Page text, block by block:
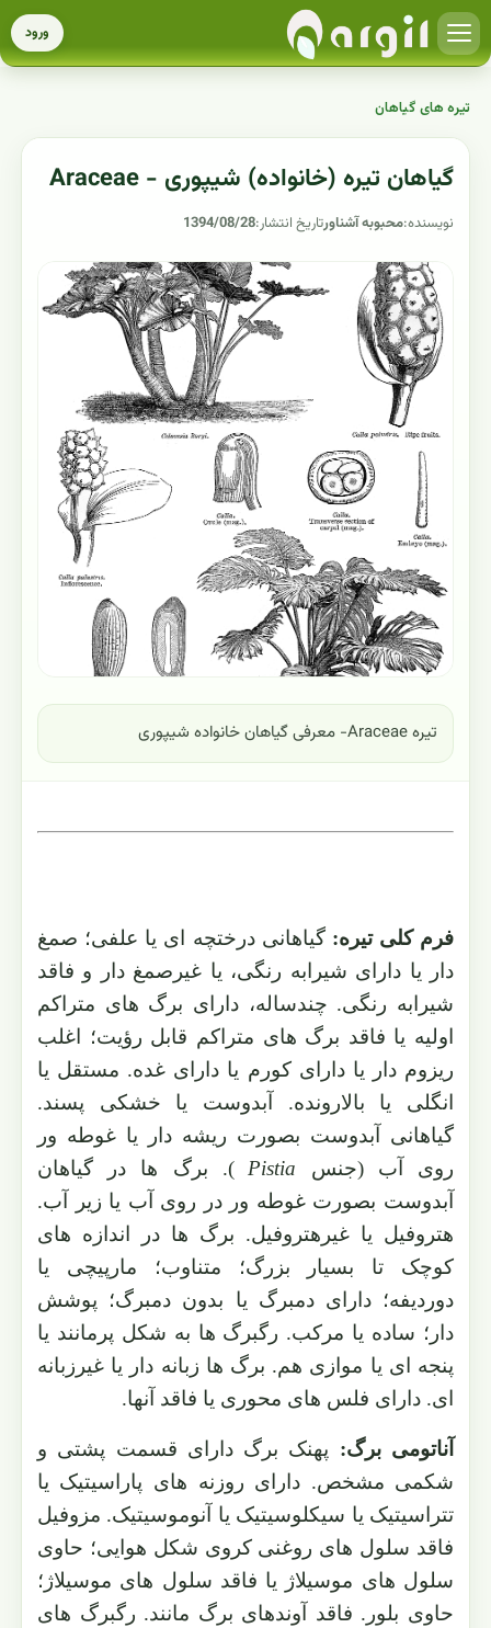
ورود
تیره های گیاهان
گیاهان تیره (خانواده) شیپوری - Araceae
نویسنده:محبوبه آشناورتاریخ انتشار:1394/08/28
تیره Araceae- معرفی گیاهان خانواده شیپوری
فرم کلی تیره:گیاهانی درختچه ای یا علفی؛ صمغ
دار یا دارای شیرابه رنگی، یا غیرصمغ دار و فاقد
شیرابه رنگی. چندساله، دارای برگ های متراکم
اولیه یا فاقد برگ های متراکم قابل رؤیت؛ اغلب
ریزوم دار یا دارای کورم یا دارای غده. مستقل یا
انگلی یا بالارونده. آبدوست یا خشکی پسند.
گیاهانی آبدوست بصورت ریشه دار یا غوطه ور
روی آب (جنس Pistia
). برگ ها در گیاهان
آبدوست بصورت غوطه ور در روی آب یا زیر آب.
هتروفیل یا غیرهتروفیل. برگ ها در اندازه های
کوچک تا بسیار بزرگ؛ متناوب؛ مارپیچی یا
دوردیفه؛ دارای دمبرگ یا بدون دمبرگ؛ پوشش
دار؛ ساده یا مرکب. رگبرگ ها به شکل پرمانند یا
پنجه ای یا موازی هم. برگ ها زبانه دار یا غیرزبانه
ای. دارای فلس های محوری یا فاقد آنها.
آناتومی برگ: پهنک برگ دارای قسمت پشتی و
شکمی مشخص. دارای روزنه های پاراسیتیک یا
تتراسیتیک یا سیکلوسیتیک یا آنوموسیتیک. مزوفیل
فاقد سلول های روغنی کروی شکل هوایی؛ حاوی
سلول های موسیلاژ یا فاقد سلول های موسیلاژ؛
حاوی بلور. فاقد آوندهای برگ مانند. رگبرگ های